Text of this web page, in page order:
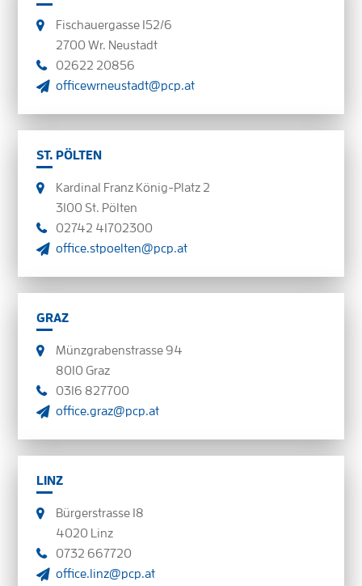
Fischauergasse 152/6
2700 Wr. Neustadt
02622 20856
officewrneustadt@pcp.at
ST. PÖLTEN
Kardinal Franz König-Platz 2
3100 St. Pölten
02742 41702300
office.stpoelten@pcp.at
GRAZ
Münzgrabenstrasse 94
8010 Graz
0316 827700
office.graz@pcp.at
LINZ
Bürgerstrasse 18
4020 Linz
0732 667720
office.linz@pcp.at